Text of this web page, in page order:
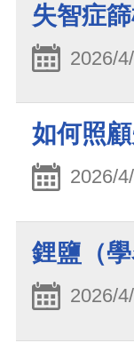
失智症
2026/
如何照
2026/
鋰鹽（
2026/